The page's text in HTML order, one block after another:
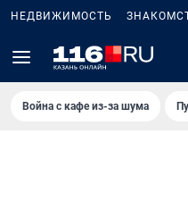
НЕДВИЖИМОСТЬ
Война с кафе из-за шума